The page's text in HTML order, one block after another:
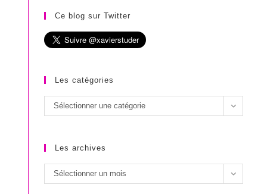
Ce blog sur Twitter
Les catégories
Les
catégories
Sélectionner une catégorie
Les archives
Les
archives
Sélectionner un mois